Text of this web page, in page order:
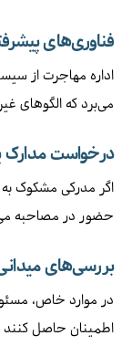
فناوری‌های
اداره مهاجرت از
می‌برد که الگوهای
درخواست مدارک
اگر مدرکی مشکوک به
حضور در مصاحبه
بررسی‌های
در موارد خاص،
اطمینان حاصل کنند